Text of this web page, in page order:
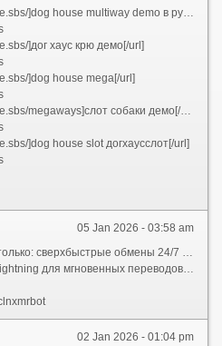
]дог хаус крю демо[/url]
]dog house mega[/url]
megaways]слот собаки демо[/url]
]dog house slot догхаусслот[/url]
05 Jan 2026 - 03:58 am
BTC Lightning и не только: сверхбыстрые обмены 24/7 @exchangetopbtc_bot
со скоростью 15-20 минут. Полностью автоматический процесс, никакой AML/KYC верификации. P2P-переводы на карты всех банков РФ. Конкурентные курсы, полная прозрачность сумм. Надежность и конфиденциальность круглосуточно. Откройте для себя обмен на скорости света – начните с бота прямо сейчас!
02 Jan 2026 - 01:04 pm